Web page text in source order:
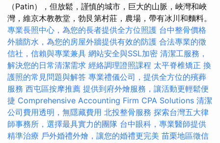
（Patin），但放鬆，謹慎的城市，巨大的山脈，峽灣和峽
灣，維京木教教堂，勃艮第村莊，農場，帶有冰川和麵料。
專業長照中心，為您的長者提供全方位照護 台中整骨價格
外牆防水，為您的房屋外牆提供有效的防護 合法專業的徵
信社，信賴與專業兼具 網站安全與SSL加密 清潔工服務，
解決您的日常清潔需求 經絡調理證照課程 太平脊椎矯正 換
護照的常見問題與解答 專業禮儀公司，提供全方位的殯葬
服務 西屯區按摩推薦 提供到府外燴服務，讓活動更輕鬆便
捷 Comprehensive Accounting Firm CPA Solutions 清潔
公司費用透明，無隱藏費用 北投整骨服務 探索台灣五大律
師事務所，選擇最具實力的團隊 台中眼科，專業醫師提供
精準治療 戶外婚禮外燴，讓您的婚禮更完美 苗栗地區徵信